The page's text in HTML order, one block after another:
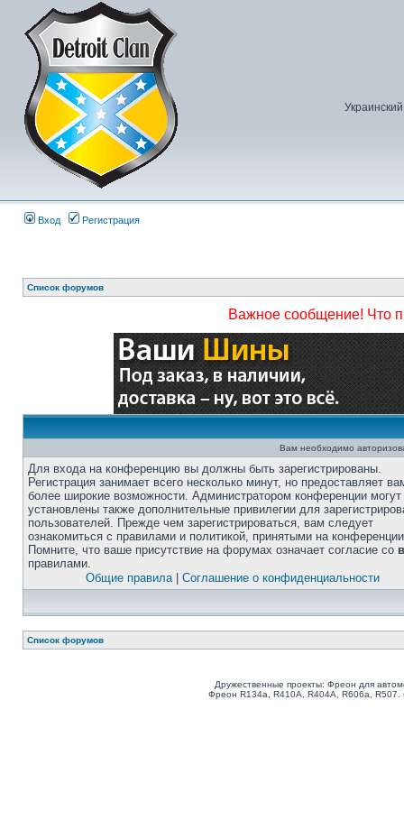
Вход Регистрация
Список форумов
Важное сообщение! Что
Вам необходимо
Для входа на конференцию вы должны быть зарегистрированы.
Регистрация занимает всего несколько минут, но предоставляет
более широкие возможности. Администратором конференции
установлены также дополнительные привилегии для
пользователей. Прежде чем зарегистрироваться, вам следует
ознакомиться с правилами и политикой, принятыми на
Помните, что ваше присутствие на форумах означает согласие со
правилами.
Общие правила| Соглашение о конфиденциальности
Список форумов
Дружественные проекты: Фреон для
Фреон R134a, R410A, R404A, R606a,